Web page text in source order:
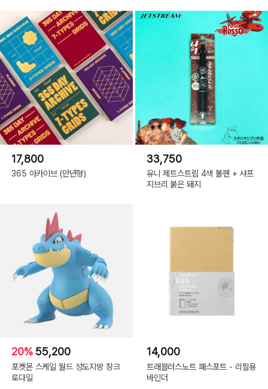
17,800
365 아카이브 (만년형)
33,750
유니 제트스트림 4색 볼펜 + 샤프
지브리 붉은 돼지
20% 55,200
포켓몬 스케일 월드 성도지방 장크
로다일
14,000
트래블러스노트 패스포트 - 리필용
바인더